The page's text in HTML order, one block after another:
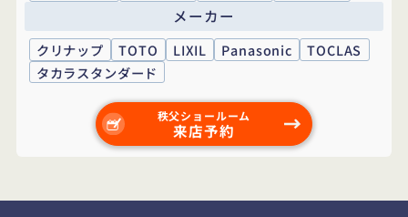
メーカー
クリナップ TOTO LIXIL Panasonic
TOCLAS
タカラスタンダード
秩父ショールーム
来店予約